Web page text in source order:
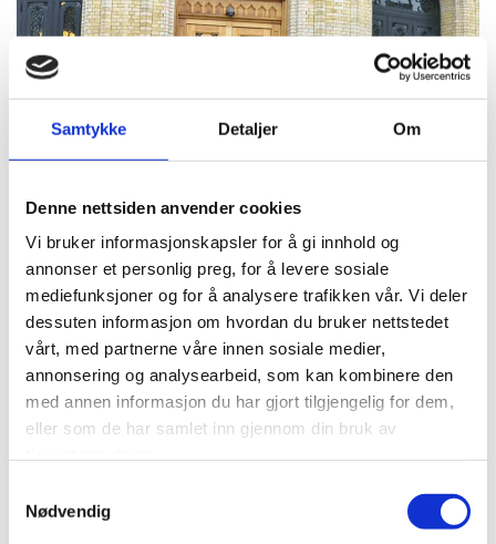
Samtykke Detaljer Om
Denne nettsiden anvender cookies
Vi bruker informasjonskapsler for å gi innhold og
annonser et personlig preg, for å levere sosiale
mediefunksjoner og for å analysere trafikken vår. Vi deler
dessuten informasjon om hvordan du bruker nettstedet
vårt, med partnerne våre innen sosiale medier,
annonsering og analysearbeid, som kan kombinere den
med annen informasjon du har gjort tilgjengelig for dem,
eller som de har samlet inn gjennom din bruk av
Nødvendig